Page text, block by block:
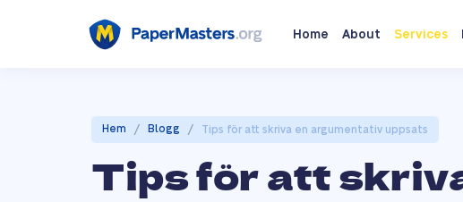
Home About Services
Hem / Blogg / Tips för att skriva en argumentativ uppsats
Tips för att